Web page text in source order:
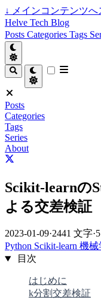
↓ メインコンテンツ
Helve Tech Blog
Posts Categories Tags
Posts
Categories
Tags
Series
About
Scikit-learnの
よる交差検証
2023-01-09·2441 文字·
Python Scikit-learn 機械
目次
はじめに
k分割交差検証